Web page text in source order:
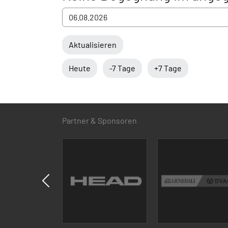
Aktualisieren
Heute -7 Tage +7 Tage
Partner & Sponsoren